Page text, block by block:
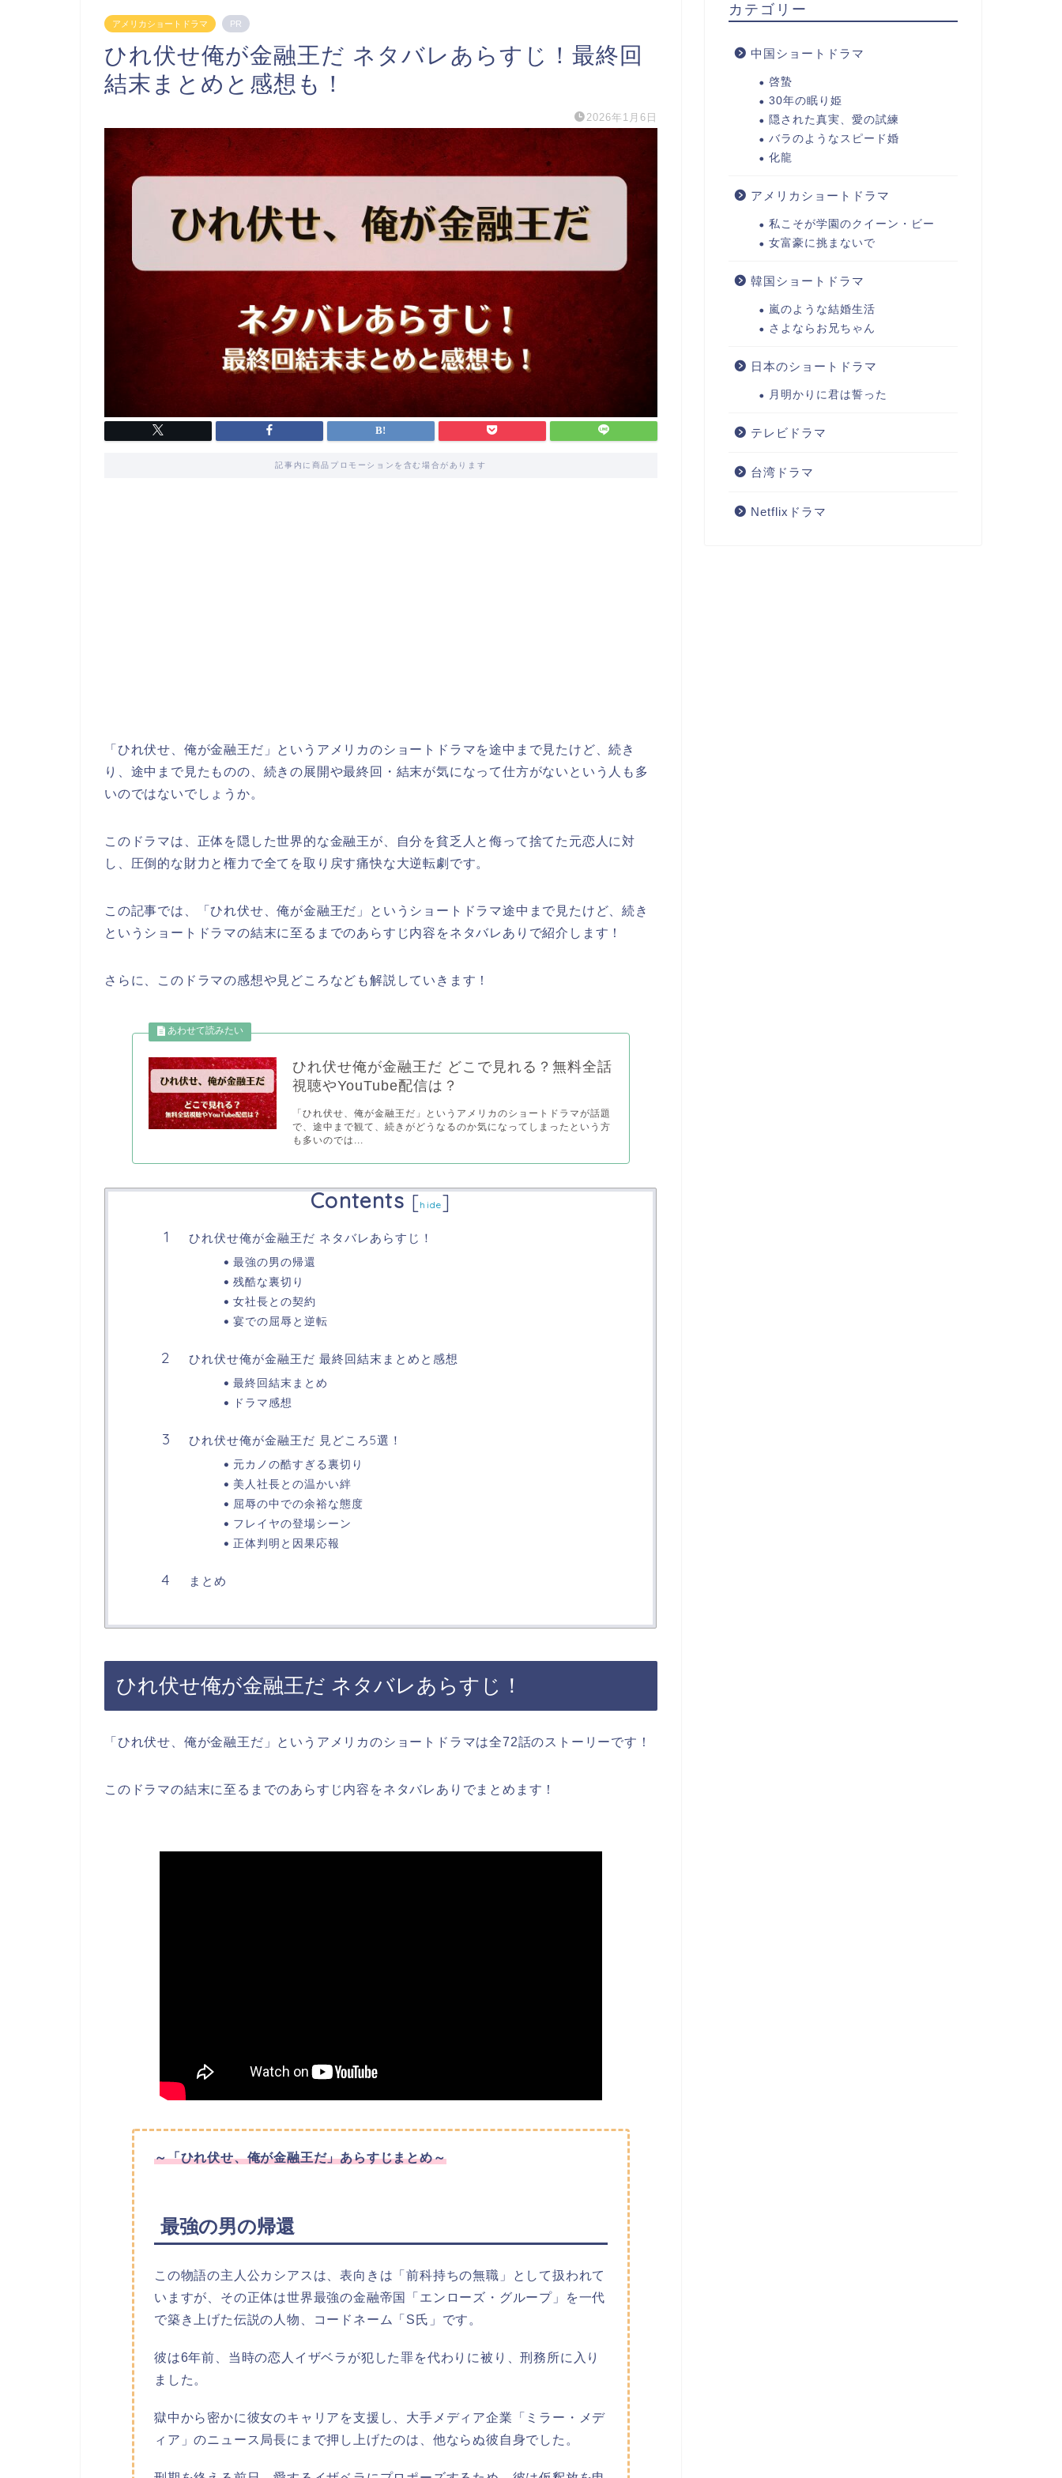
アメリカショートドラマ PR
ひれ伏せ俺が金融王だ ネタバレあらすじ！最終回
結末まとめと感想も！
2026年1月6日
記事内に商品プロモーションを含む場合があります
「ひれ伏せ、俺が金融王だ」というアメリカのショートドラマを途中まで見たけど、続き
り、途中まで見たものの、続きの展開や最終回・結末が気になって仕方がないという人も多
いのではないでしょうか。
このドラマは、正体を隠した世界的な金融王が、自分を貧乏人と侮って捨てた元恋人に対
し、圧倒的な財力と権力で全てを取り戻す痛快な大逆転劇です。
この記事では、 「ひれ伏せ、俺が金融王だ 」 という ショートドラマ途中まで見たけど、続き
というショートドラマの結末に至るまでのあらすじ内容をネタバレありで紹介します！
さらに、このドラマの感想や見どころなども解説していきます！
ひれ伏せ俺が金融王だ どこで見れる？無料全話
視聴やYouTube配信は？
「ひれ伏せ、俺が金融王だ」というアメリカのショートドラマが話題
で、途中まで観て、続きがどうなるのか気になってしまったという方
も多いのでは...
Contents [hide]
ひれ伏せ俺が金融王だ ネタバレあらすじ！
最強の男の帰還
残酷な裏切り
女社長との契約
宴での屈辱と逆転
ひれ伏せ俺が金融王だ 最終回結末まとめと感想
最終回結末まとめ
ドラマ感想
ひれ伏せ俺が金融王だ 見どころ5選！
元カノの酷すぎる裏切り
美人社長との温かい絆
屈辱の中での余裕な態度
フレイヤの登場シーン
正体判明と因果応報
まとめ
ひれ伏せ俺が金融王だ ネタバレあらすじ！
「ひれ伏せ、俺が金融王だ」というアメリカのショートドラマは全72話のストーリーです！
このドラマの結末に至るまでのあらすじ内容をネタバレありでまとめます！
～「ひれ伏せ、俺が金融王だ」あらすじまとめ～
最強の男の帰還
この物語の主人公カシアスは、表向きは「前科持ちの無職」として扱われて
いますが、その正体は世界最強の金融帝国「エンローズ・グループ」を一代
で築き上げた伝説の人物、コードネーム「S氏」です。
彼は6年前、当時の恋人イザベラが犯した罪を代わりに被り、刑務所に入り
ました。
獄中から密かに彼女のキャリアを支援し、大手メディア企業「ミラー・メデ
ィア」のニュース局長にまで押し上げたのは、他ならぬ彼自身でした。
カテゴリー
中国ショートドラマ
啓蟄
30年の眠り姫
隠された真実、愛の試練
バラのようなスピード婚
化龍
アメリカショートドラマ
私こそが学園のクイーン・ビー
女富豪に挑まないで
韓国ショートドラマ
嵐のような結婚生活
さよならお兄ちゃん
日本のショートドラマ
月明かりに君は誓った
テレビドラマ
台湾ドラマ
Netflixドラマ